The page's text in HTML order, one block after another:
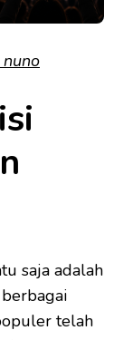
saja adalah
telah